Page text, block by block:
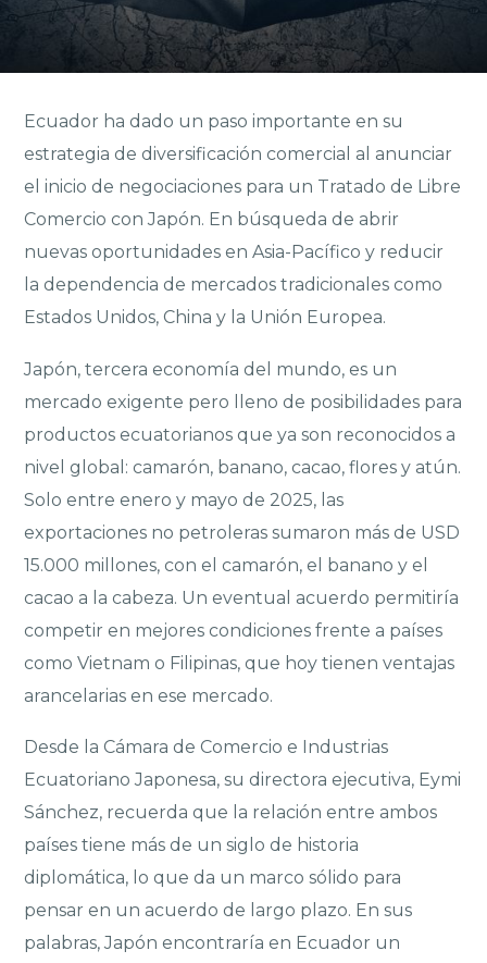
Ecuador ha dado un paso importante en su
estrategia de diversificación comercial al anunciar
el inicio de negociaciones para un Tratado de Libre
Comercio con Japón. En búsqueda de abrir
nuevas oportunidades en Asia-Pacífico y reducir
la dependencia de mercados tradicionales como
Estados Unidos, China y la Unión Europea.
Japón, tercera economía del mundo, es un
mercado exigente pero lleno de posibilidades para
productos ecuatorianos que ya son reconocidos a
nivel global: camarón, banano, cacao, flores y atún.
Solo entre enero y mayo de 2025, las
exportaciones no petroleras sumaron más de USD
15.000 millones, con el camarón, el banano y el
cacao a la cabeza. Un eventual acuerdo permitiría
competir en mejores condiciones frente a países
como Vietnam o Filipinas, que hoy tienen ventajas
arancelarias en ese mercado.
Desde la Cámara de Comercio e Industrias
Ecuatoriano Japonesa, su directora ejecutiva, Eymi
Sánchez, recuerda que la relación entre ambos
países tiene más de un siglo de historia
diplomática, lo que da un marco sólido para
pensar en un acuerdo de largo plazo. En sus
palabras, Japón encontraría en Ecuador un